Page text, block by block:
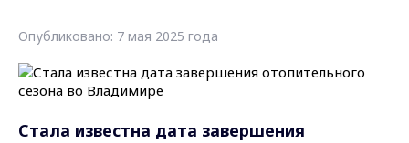
Опубликовано: 7 мая 2025 года
Стала известна дата завершения